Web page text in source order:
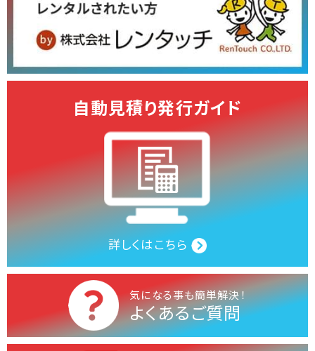
自動見積り発行ガイド
詳しくはこちら
気になる事も簡単解決！
よくあるご質問